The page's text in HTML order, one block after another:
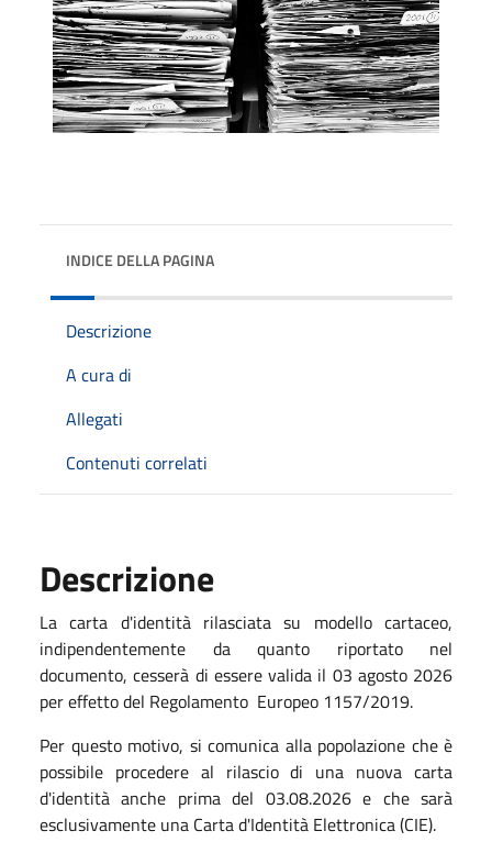
INDICE DELLA PAGINA
Descrizione
A cura di
Allegati
Contenuti correlati
Descrizione
La carta d'identità rilasciata su modello cartaceo,
indipendentemente da quanto riportato nel
documento, cesserà di essere valida il 03 agosto 2026
per effetto del Regolamento Europeo 1157/2019.
Per questo motivo, si comunica alla popolazione che è
possibile procedere al rilascio di una nuova carta
d'identità anche prima del 03.08.2026 e che sarà
esclusivamente una Carta d'Identità Elettronica (CIE).